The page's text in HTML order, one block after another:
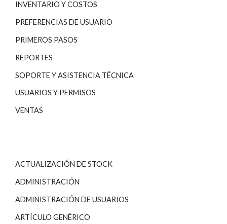
INVENTARIO Y COSTOS
PREFERENCIAS DE USUARIO
PRIMEROS PASOS
REPORTES
SOPORTE Y ASISTENCIA TÉCNICA
USUARIOS Y PERMISOS
VENTAS
ACTUALIZACIÓN DE STOCK
ADMINISTRACIÓN
ADMINISTRACIÓN DE USUARIOS
ARTÍCULO GENÉRICO